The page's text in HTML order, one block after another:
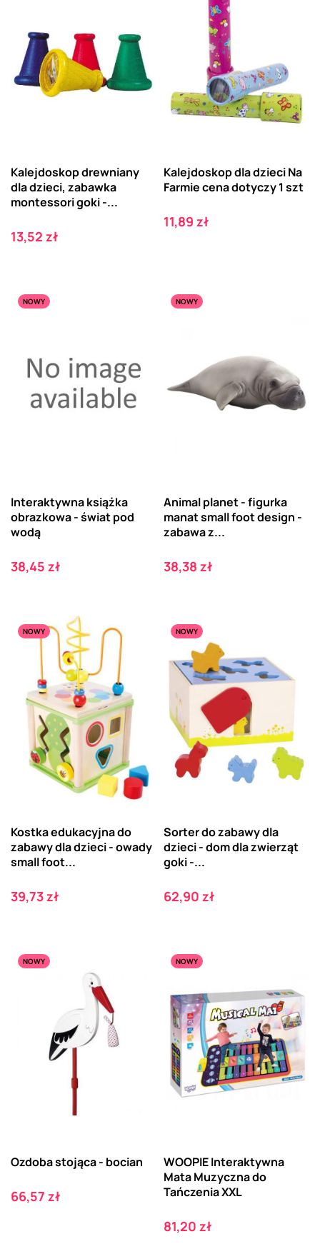
Kalejdoskop drewniany
dla dzieci, zabawka
montessori goki -...
Cena
13,52 zł
Kalejdoskop dla dzieci Na
Farmie cena dotyczy 1 szt
Cena
11,89 zł
NOWY
Interaktywna książka
obrazkowa - świat pod
wodą
Cena
38,45 zł
NOWY
Animal planet - figurka
manat small foot design -
zabawa z...
Cena
38,38 zł
NOWY
Kostka edukacyjna do
zabawy dla dzieci - owady
small foot...
Cena
39,73 zł
NOWY
Sorter do zabawy dla
dzieci - dom dla zwierząt
goki -...
Cena
62,90 zł
NOWY
Ozdoba stojąca - bocian
Cena
66,57 zł
NOWY
WOOPIE Interaktywna
Mata Muzyczna do
Tańczenia XXL
Cena
81,20 zł